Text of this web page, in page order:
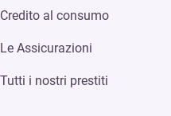
Credito al consumo
Le Assicurazioni
Tutti i nostri prestiti